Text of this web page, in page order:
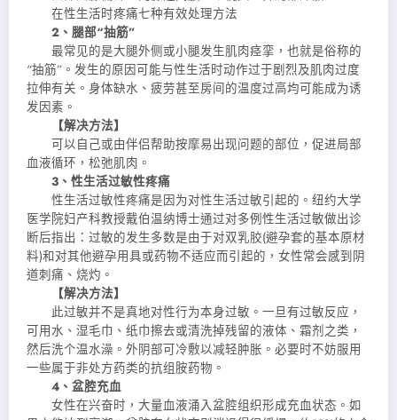
在性生活时疼痛七种有效处理方法
2、腿部“抽筋”
最常见的是大腿外侧或小腿发生肌肉痉挛，也就是俗称的
“抽筋”。发生的原因可能与性生活时动作过于剧烈及肌肉过度
拉伸有关。身体缺水、疲劳甚至房间的温度过高均可能成为诱
发因素。
【解决方法】
可以自己或由伴侣帮助按摩易出现问题的部位，促进局部
血液循环，松弛肌肉。
3、性生活过敏性疼痛
性生活过敏性疼痛是因为对性生活过敏引起的。纽约大学
医学院妇产科教授戴伯温纳博士通过对多例性生活过敏做出诊
断后指出：过敏的发生多数是由于对双乳胶(避孕套的基本原材
料)和对其他避孕用具或药物不适应而引起的，女性常会感到阴
道刺痛、烧灼。
【解决方法】
此过敏并不是真地对性行为本身过敏。一旦有过敏反应，
可用水、湿毛巾、纸巾擦去或清洗掉残留的液体、霜剂之类，
然后洗个温水澡。外阴部可冷敷以减轻肿胀。必要时不妨服用
一些属于非处方药类的抗组胺药物。
4、盆腔充血
女性在兴奋时，大量血液涌入盆腔组织形成充血状态。如